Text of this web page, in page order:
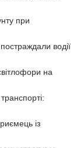
при
водії
на
із